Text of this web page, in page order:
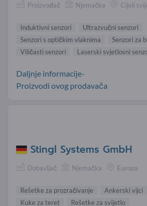
Proizvođač Njemačka Cijeli
Induktivni senzori
Ultrazvučni senzori
Senzori s optičkim vlaknima
Senzori za
Viličasti senzori
Laserski svjetlosni
Daljnje informacije-
Proizvodi ovog prodavača
Stingl Systems GmbH
Dobavljač Njemačka Europa
Rešetke za prozračivanje
Ankerski vijci
Kuke za teret
Rešetke za svijetlo